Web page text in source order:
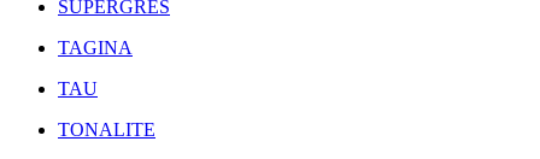
SUPERGRES
TAGINA
TAU
TONALITE